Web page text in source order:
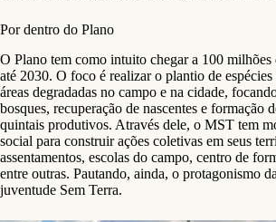
Por dentro do Plano
O Plano tem como intuito chegar a 100 milhões
até 2030. O foco é realizar o plantio de
áreas degradadas no campo e na cidade,
bosques, recuperação de nascentes e formação
quintais produtivos. Através dele, o MST tem
social para construir ações coletivas em seus
assentamentos, escolas do campo, centro de
entre outras. Pautando, ainda, o protagonismo
juventude Sem Terra.